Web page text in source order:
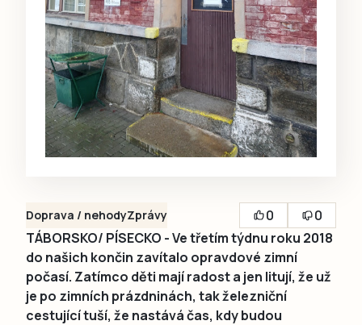
Doprava / nehodyZprávy 0
0
TÁBORSKO/ PÍSECKO - Ve třetím týdnu roku 2018
do našich končin zavítalo opravdové zimní
počasí. Zatímco děti mají radost a jen litují, že už
je po zimních prázdninách, tak železniční
cestující tuší, že nastává čas, kdy budou